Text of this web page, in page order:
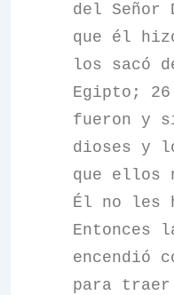
del Señor
que él
los sacó
Egipto;
fueron y
dioses y
que ellos
Él no les
Entonces
encendió
para